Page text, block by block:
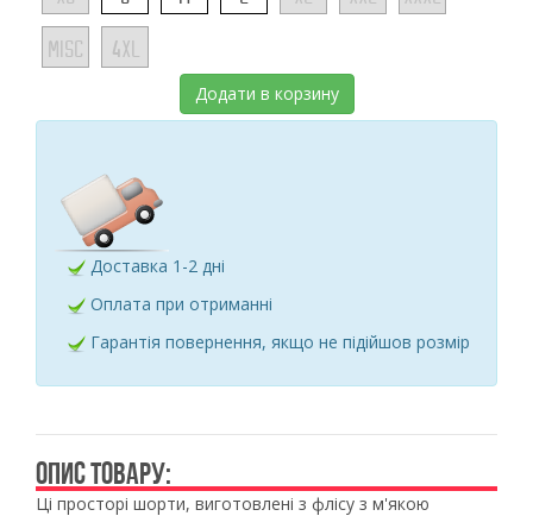
MISC 4XL
Додати в корзину
Доставка 1-2 дні
Оплата при отриманні
Гарантія повернення, якщо не підійшов розмір
ОПИС ТОВАРУ:
Ці просторі шорти, виготовлені з флісу з м'якою